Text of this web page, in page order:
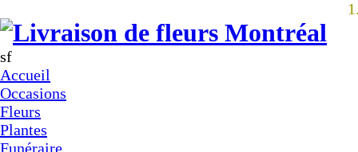
sf
Accueil
Occasions
Fleurs
Plantes
Funéraire